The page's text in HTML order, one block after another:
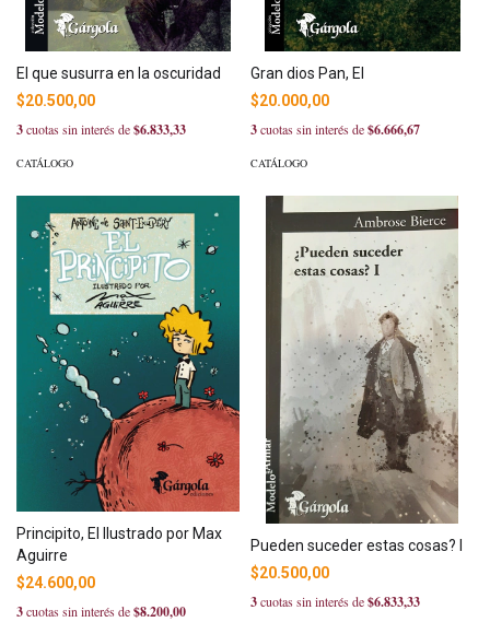
El que susurra en la oscuridad
$20.500,00
3cuotas sin interés de$6.833,33
CATÁLOGO
Gran dios Pan, El
$20.000,00
3cuotas sin interés de$6.666,67
CATÁLOGO
Principito, El Ilustrado por Max
Aguirre
$24.600,00
3cuotas sin interés de$8.200,00
Pueden suceder estas cosas? I
$20.500,00
3cuotas sin interés de$6.833,33